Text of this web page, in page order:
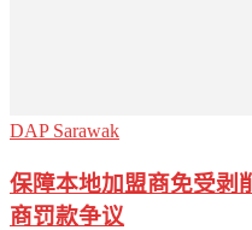
DAP Sarawak
保障本地加盟商免受剥
商罚款争议